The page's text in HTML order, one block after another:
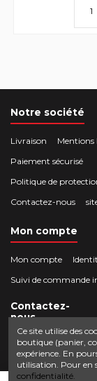
Notre société
Livraison Mentions
Paiement sécurisé
Politique de
Contactez-nous
Mon compte
Mon compte
Suivi de commande
Contactez-
nous
Crocbois-
50 route de
Ce site utilise des
boutique (panier,
expérience. En
utilisation. Pour en
confidentialité.